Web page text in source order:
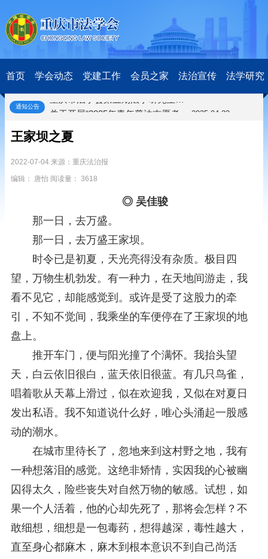
首页 学会动态 党建工作 会员之家 法治宣传 法学研究
通知公告
关于学习运用普法专栏节目《说法》的通知
第二十届西部法治论坛暨法治宁夏论坛拟获奖论文公示 2025-09-07
2025-08-28
中国法学会2025年度部级法学研究课题立项公示公告 2025-07-08
重庆市法学会第五期法学研究立项课题名单公布
2025-04-22
第二十届西部法治论坛暨法治宁夏论坛拟获奖论文公示 2025-09-07
中国法学会2025年度部级法学研究课题立项公告 2025-07-20
中国法学会2025年度部级法学研究课题立项公示公告 2025-07-08
重庆市法学会第五期法学研究立项课题名单公布 2025-05-20
王家坝之夏
2022-07-04 来源：重庆法治报
编辑： 唐怡 阅读量： 3618
◎ 吴佳骏
那一日，去万盛。
那一日，去万盛王家坝。
时令已是初夏，天光亮得没有杂质。极目四
望，万物生机勃发。有一种力，在天地间游走，我
看不见它，却能感觉到。或许是受了这股力的牵
引，不知不觉间，我乘坐的车便停在了王家坝的地
盘上。
推开车门，便与阳光撞了个满怀。我抬头望
天，白云依旧很白，蓝天依旧很蓝。有几只鸟雀，
唱着歌从天幕上滑过，似在欢迎我，又似在对夏日
发出私语。我不知道说什么好，唯心头涌起一股感
动的潮水。
在城市里待长了，忽地来到这村野之地，我有
一种想落泪的感觉。这绝非矫情，实因我的心被幽
囚得太久，险些丧失对自然万物的敏感。试想，如
果一个人活着，他的心却先死了，那将会怎样？不
敢细想，细想是一包毒药，想得越深，毒性越大，
直至身心都麻木，麻木到根本意识不到自己尚活